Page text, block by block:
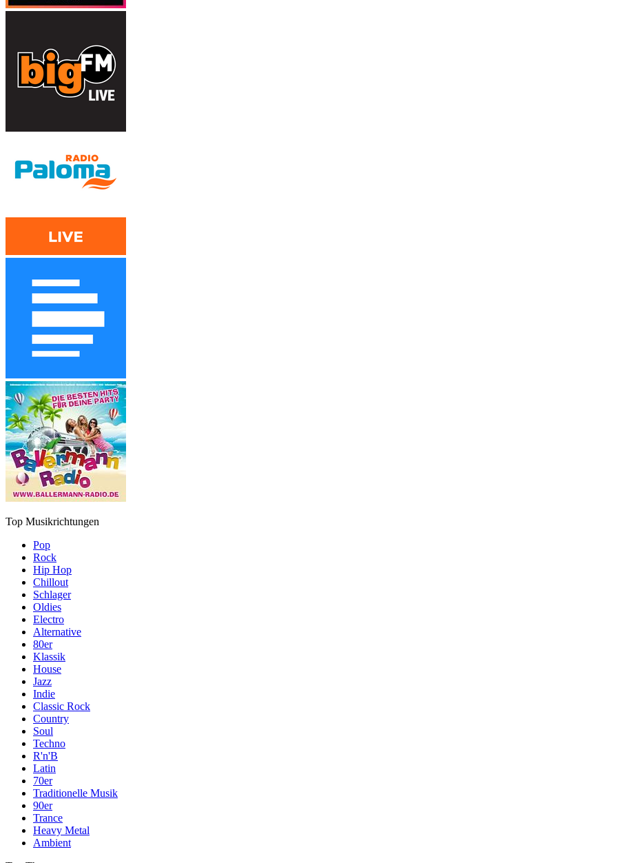
Top Musikrichtungen
Pop
Rock
Hip Hop
Chillout
Schlager
Oldies
Electro
Alternative
80er
Klassik
House
Jazz
Indie
Classic Rock
Country
Soul
Techno
R'n'B
Latin
70er
Traditionelle Musik
90er
Trance
Heavy Metal
Ambient